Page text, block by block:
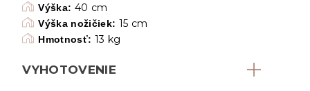
Výška: 40 cm
Výška nožičiek: 15 cm
Hmotnosť: 13 kg
VYHOTOVENIE